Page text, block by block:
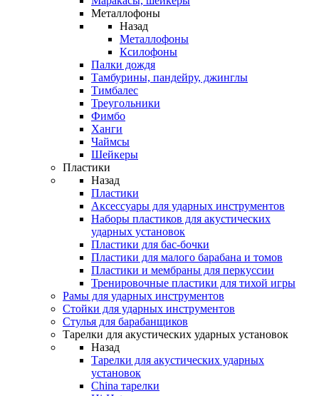
Металлофоны
Назад
Металлофоны
Ксилофоны
Палки дождя
Тамбурины, пандейру, джинглы
Тимбалес
Треугольники
Фимбо
Ханги
Чаймсы
Шейкеры
Пластики
Назад
Пластики
Аксессуары для ударных инструментов
Наборы пластиков для акустических
ударных установок
Пластики для бас-бочки
Пластики для малого барабана и томов
Пластики и мембраны для перкуссии
Тренировочные пластики для тихой игры
Рамы для ударных инструментов
Стойки для ударных инструментов
Стулья для барабанщиков
Тарелки для акустических ударных установок
Назад
Тарелки для акустических ударных
установок
China тарелки